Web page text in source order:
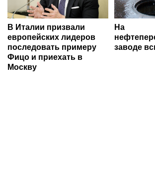
В Италии призвали
европейских лидеров
последовать примеру
Фицо и приехать в
Москву
На
заводе